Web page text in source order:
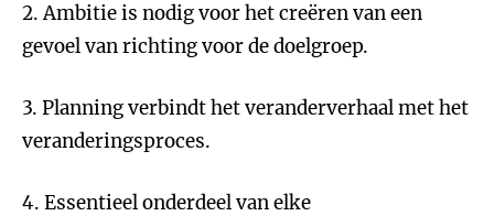
2. Ambitie is nodig voor het creëren van een
gevoel van richting voor de doelgroep.
3. Planning verbindt het veranderverhaal met het
veranderingsproces.
4. Essentieel onderdeel van elke